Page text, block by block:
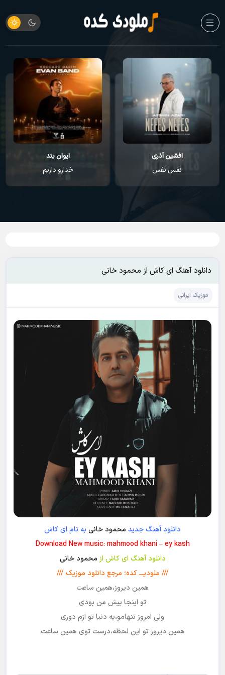
افشین آذری
نفس نفس
ایوان بند
خدارو داریم
دانلود آهنگ ای کاش از محمود خانی
موزیک ایرانی
دانلود آهنگ جدید محمود خانی به نام ای کاش
Download New music: mahmood khani – ey kash
دانلود آهنگ ای کاش از محمود خانی
/// ملودیـــ کده؛ مرجع دانلود موزیک ///
همین دیروز،همین ساعت
تو اینجا پیش من بودی
ولی امروز تنهامو،یه دنیا تو ازم دوری
همین دیروز تو این لحظه،درست توی همین ساعت